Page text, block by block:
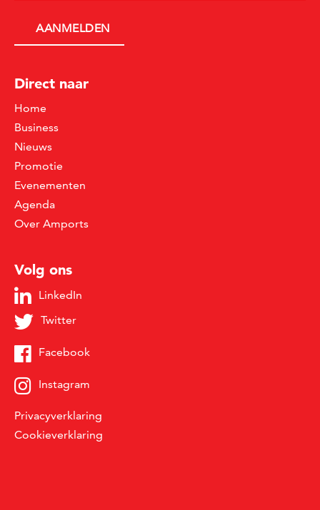
Direct naar
Home
Business
Nieuws
Promotie
Evenementen
Agenda
Over Amports
Volg ons
LinkedIn
Twitter
Facebook
Instagram
Privacyverklaring
Cookieverklaring